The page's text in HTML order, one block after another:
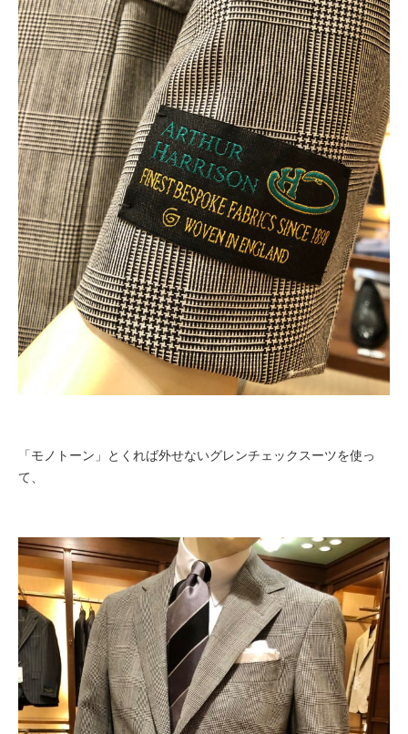
「モノトーン」とくれば外せないグレンチェックスーツを使っ
て、